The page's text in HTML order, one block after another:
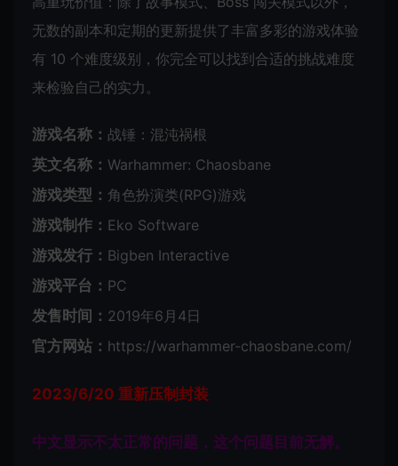
无数的副本和定期的更新提供了丰富多彩的游戏体验
有 10 个难度级别，你完全可以找到合适的挑战难度
来检验自己的实力。
游戏名称： 战锤：混沌祸根
英文名称： Warhammer: Chaosbane
游戏类型： 角色扮演类(RPG)游戏
游戏制作： Eko Software
游戏发行： Bigben Interactive
游戏平台： PC
发售时间： 2019年6月4日
官方网站： https://warhammer-chaosbane.com/
2023/6/20 重新压制封装
中文显示不太正常的问题，这个问题目前无解。